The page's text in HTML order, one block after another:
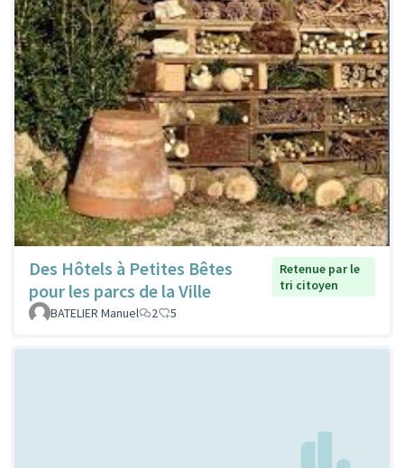
Des Hôtels à Petites Bêtes
pour les parcs de la Ville
Retenue par le
tri citoyen
BATELIER Manuel
2 5